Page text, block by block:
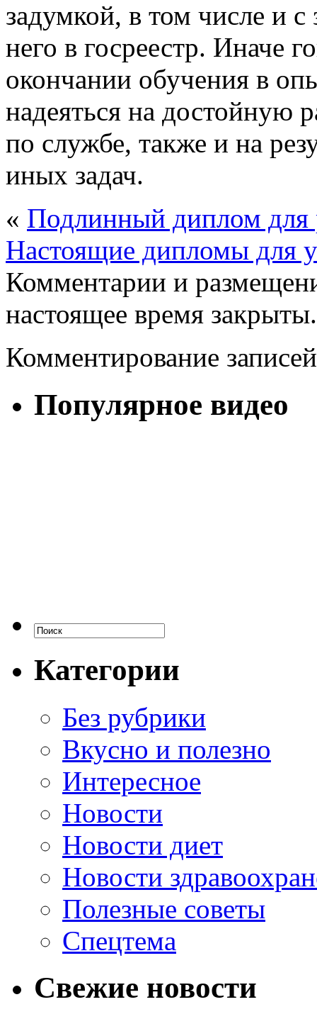
задумкой, в том числе и
него в госреестр. Иначе
окончании обучения в
надеяться на достойную
по службе, также и на
иных задач.
« Подлинный диплом
Настоящие дипломы для
Комментарии и
настоящее время закрыты.
Комментирование
Популярное видео
Категории
Без рубрики
Вкусно и полезно
Интересное
Новости
Новости диет
Новости
Полезные советы
Спецтема
Свежие новости